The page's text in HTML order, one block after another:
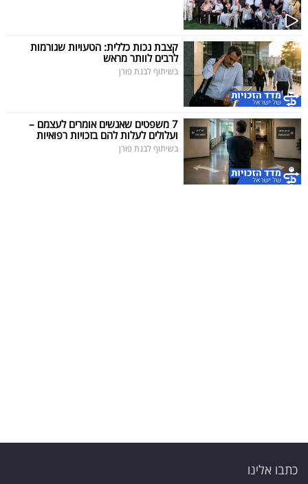
קצבת נכות כללית: הטעויות שגורמות
לרבים לוותר מראש
בשיתוף לבנת פורן
7 משפטים שאנשים אומרים לעצמם –
ועלולים לעלות להם בזכויות רפואיות
בשיתוף לבנת פורן
כתבו אלינו